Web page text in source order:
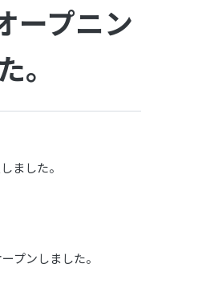
ープニン
。
ました。
プンしました。